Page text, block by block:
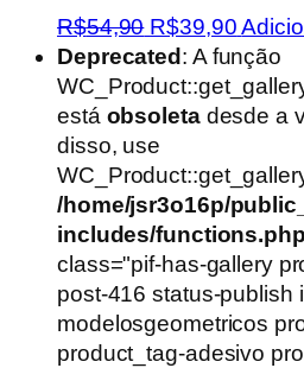
R$54,90 O
preço
original
era:
R$54,90.
R$39,90O
preço
atual
é:
Deprecated : A função
está obsoletadesde a
disso, use
/home/jsr3o16p/
includes/functions.php
class="pif-has-gallery
post-416 status-publish
modelosgeometricos
product_tag-adesivo